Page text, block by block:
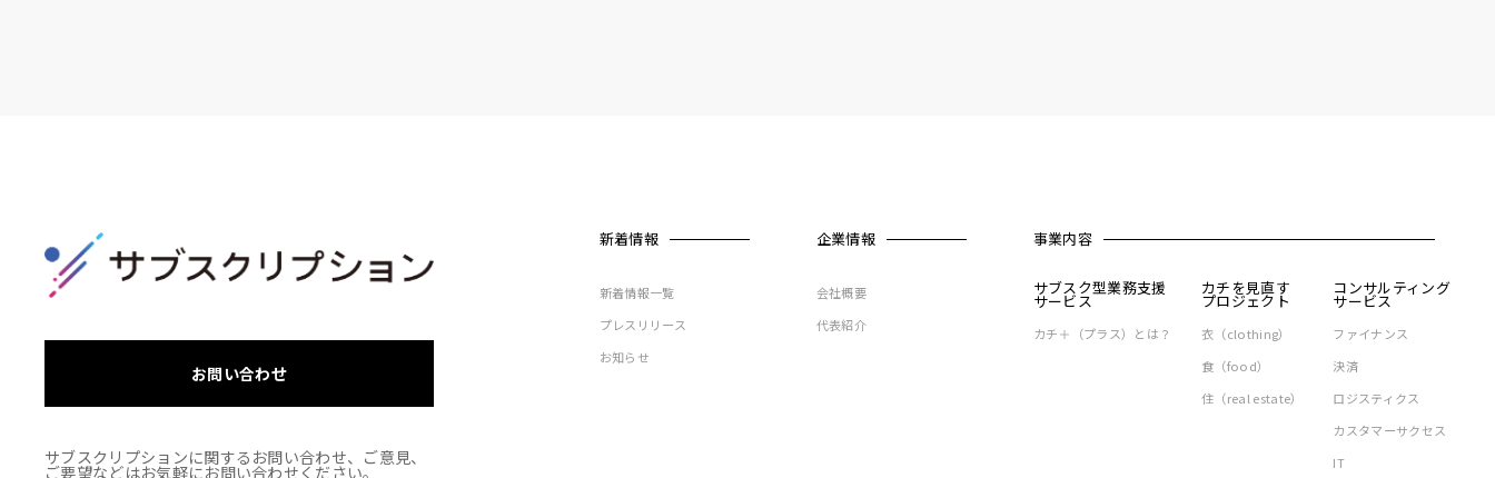
お問い合わせ
サブスクリプションに関するお問い合わせ、ご意見、
ご要望などはお気軽にお問い合わせください。
新着情報
新着情報一覧
プレスリリース
お知らせ
企業情報
会社概要
代表紹介
事業内容
サブスク型業務支援
サービス
カチ＋（プラス）とは？
カチを見直す
プロジェクト
衣（clothing）
食（food）
住（real estate）
コンサルティング
サービス
ファイナンス
決済
ロジスティクス
カスタマーサクセス
IT